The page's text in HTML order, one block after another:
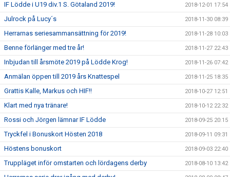
IF Lödde i U19 div.1 S. Götaland 2019! 2018-12-01 17:54
Julrock på Lucy´s 2018-11-30 08:39
Herrarnas seriesammansättning för 2019! 2018-11-28 10:03
Benne förlänger med tre år! 2018-11-27 22:43
Inbjudan till årsmöte 2019 på Lödde Krog! 2018-11-26 07:42
Anmälan öppen till 2019 års Knattespel 2018-11-25 18:35
Grattis Kalle, Markus och HIF!! 2018-10-27 12:51
Klart med nya tränare! 2018-10-12 22:32
Rossi och Jörgen lämnar IF Lödde 2018-09-25 20:15
Tryckfel i Bonuskort Hösten 2018 2018-09-11 09:31
Höstens bonuskort 2018-09-03 22:40
Truppläget inför omstarten och lördagens derby 2018-08-10 13:42